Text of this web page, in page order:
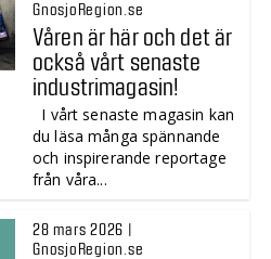
GnosjoRegion.se
Våren är här och det är
också vårt senaste
industrimagasin!
I vårt senaste magasin kan
du läsa många spännande
och inspirerande reportage
från våra...
28 mars 2026 |
GnosjoRegion.se